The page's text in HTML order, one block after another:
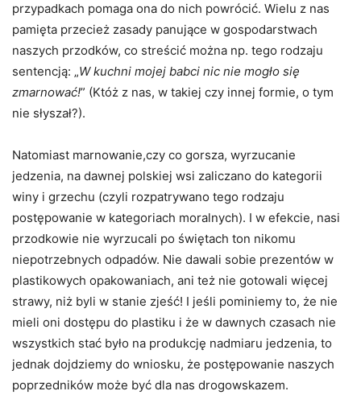
przypadkach pomaga ona do nich powrócić. Wielu z nas
pamięta przecież zasady panujące w gospodarstwach
naszych przodków, co streścić można np. tego rodzaju
sentencją: „W kuchni mojej babci nic nie mogło się
zmarnować!” (Któż z nas, w takiej czy innej formie, o tym
nie słyszał?).
Natomiast marnowanie,czy co gorsza, wyrzucanie
jedzenia, na dawnej polskiej wsi zaliczano do kategorii
winy i grzechu (czyli rozpatrywano tego rodzaju
postępowanie w kategoriach moralnych). I w efekcie, nasi
przodkowie nie wyrzucali po świętach ton nikomu
niepotrzebnych odpadów. Nie dawali sobie prezentów w
plastikowych opakowaniach, ani też nie gotowali więcej
strawy, niż byli w stanie zjeść! I jeśli pominiemy to, że nie
mieli oni dostępu do plastiku i że w dawnych czasach nie
wszystkich stać było na produkcję nadmiaru jedzenia, to
jednak dojdziemy do wniosku, że postępowanie naszych
poprzedników może być dla nas drogowskazem.